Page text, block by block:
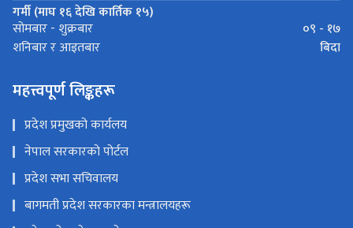
गर्मी (माघ १६ देखि कार्तिक १५)
सोमबार - शुक्रबार
०९ - १७
शनिबार र आइतबार
बिदा
महत्त्वपूर्ण लिङ्कहरू
प्रदेश प्रमुखको कार्यलय
नेपाल सरकारको पोर्टल
प्रदेश सभा सचिवालय
बागमती प्रदेश सरकारका मन्त्रालयहरू